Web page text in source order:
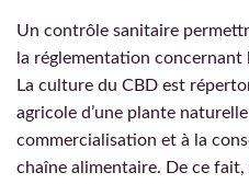
Un contrôle sanitaire
la réglementation concernant
La culture du CBD est
agricole d’une plante
commercialisation et à la
chaîne alimentaire. De ce